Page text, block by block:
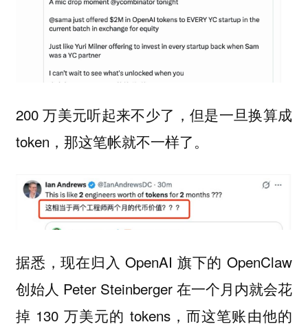
200 万美元听起来不少了，但是一旦换算成
token，那这笔帐就不一样了。
据悉，现在归入 OpenAI 旗下的 OpenClaw
创始人 Peter Steinberger 在一个月内就会花
掉 130 万美元的 tokens，而这笔账由他的